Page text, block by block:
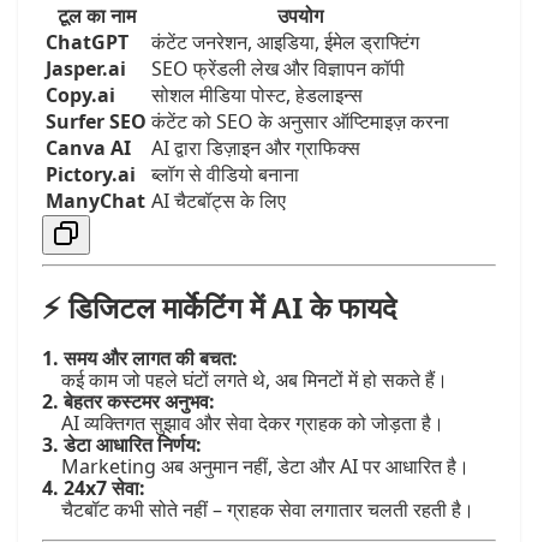
टूल का नाम
उपयोग
ChatGPT
कंटेंट जनरेशन, आइडिया, ईमेल ड्राफ्टिंग
Jasper.ai
SEO फ्रेंडली लेख और विज्ञापन कॉपी
Copy.ai
सोशल मीडिया पोस्ट, हेडलाइन्स
Surfer SEO कंटेंट को SEO के अनुसार ऑप्टिमाइज़ करना
Canva AI
AI द्वारा डिज़ाइन और ग्राफिक्स
Pictory.ai
ब्लॉग से वीडियो बनाना
ManyChat AI चैटबॉट्स के लिए
⚡ डिजिटल मार्केटिंग में AI के फायदे
1. समय और लागत की बचत:
कई काम जो पहले घंटों लगते थे, अब मिनटों में हो सकते हैं।
2. बेहतर कस्टमर अनुभव:
AI व्यक्तिगत सुझाव और सेवा देकर ग्राहक को जोड़ता है।
3. डेटा आधारित निर्णय:
Marketing अब अनुमान नहीं, डेटा और AI पर आधारित है।
4. 24x7 सेवा:
चैटबॉट कभी सोते नहीं – ग्राहक सेवा लगातार चलती रहती है।